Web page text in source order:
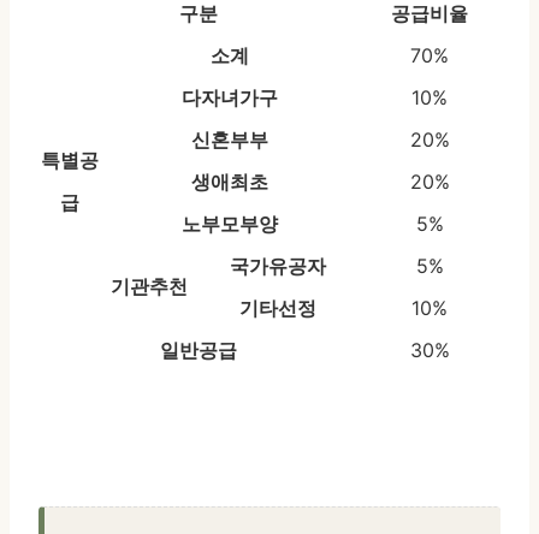
구분 공급비율
특별공
급
소계
70%
다자녀가구
10%
신혼부부
20%
생애최초
20%
노부모부양
5%
기관추천
국가유공자
5%
기타선정
10%
일반공급
30%